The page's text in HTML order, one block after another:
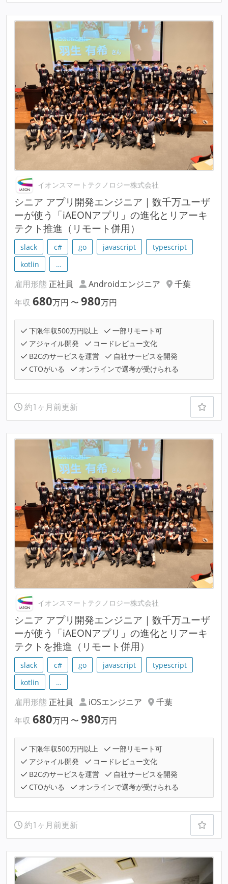
イオンスマートテクノロジー株式会社
シニア アプリ開発エンジニア｜数千万ユーザ
ーが使う「iAEONアプリ」の進化とリアーキ
テクト推進（リモート併用）
slack c# go javascript
typescript
kotlin
…
雇用形態 正社員 Androidエンジニア
千葉
年収 680万円 〜 980万円
下限年収500万円以上
一部リモート可
アジャイル開発
コードレビュー文化
B2Cのサービスを運営
自社サービスを開発
CTOがいる
オンラインで選考が受けられる
約1ヶ月前更新
イオンスマートテクノロジー株式会社
シニア アプリ開発エンジニア｜数千万ユーザ
ーが使う「iAEONアプリ」の進化とリアーキ
テクトを推進（リモート併用）
slack c# go javascript
typescript
kotlin
…
雇用形態 正社員 iOSエンジニア
千葉
年収 680万円 〜 980万円
下限年収500万円以上
一部リモート可
アジャイル開発
コードレビュー文化
B2Cのサービスを運営
自社サービスを開発
CTOがいる
オンラインで選考が受けられる
約1ヶ月前更新